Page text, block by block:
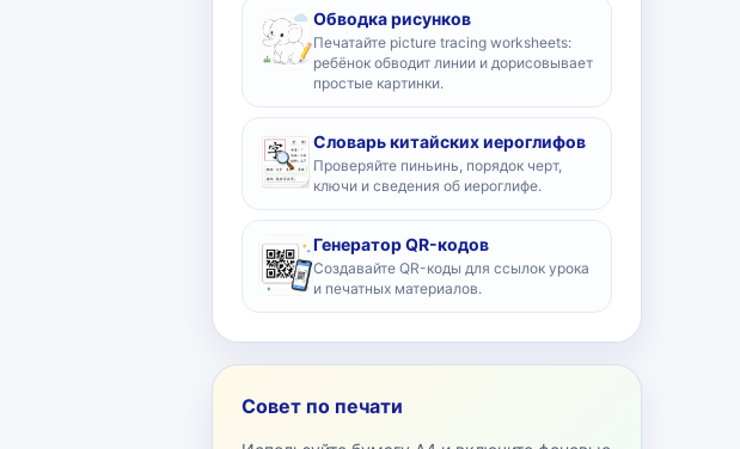
Обводка рисунков
Печатайте picture tracing worksheets:
ребёнок обводит линии и дорисовывает
простые картинки.
Словарь китайских иероглифов
Проверяйте пиньинь, порядок черт,
ключи и сведения об иероглифе.
Генератор QR-кодов
Создавайте QR-коды для ссылок урока
и печатных материалов.
Совет по печати